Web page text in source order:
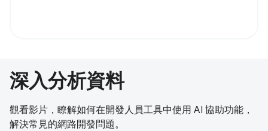
深入分析資料
觀看影片，瞭解如何在開發人員工具中使用 AI 協助功能，
解決常見的網路開發問題。